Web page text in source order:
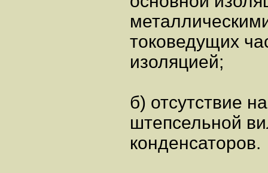
токоведущих
изоляцией;
б) отсутствие
штепсельной
конденсаторов.